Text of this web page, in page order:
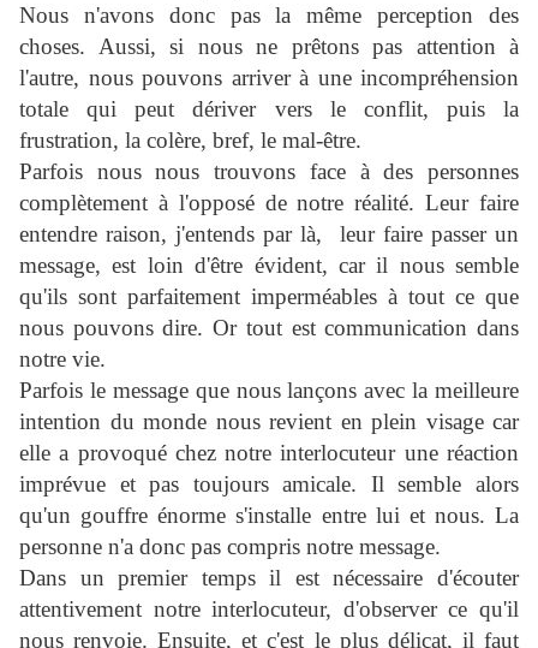
Nous n'avons donc pas la même perception des
choses. Aussi, si nous ne prêtons pas attention à
l'autre, nous pouvons arriver à une incompréhension
totale qui peut dériver vers le conflit, puis la
frustration, la colère, bref, le mal-être.
Parfois nous nous trouvons face à des personnes
complètement à l'opposé de notre réalité. Leur faire
entendre raison, j'entends par là, leur faire passer un
message, est loin d'être évident, car il nous semble
qu'ils sont parfaitement imperméables à tout ce que
nous pouvons dire. Or tout est communication dans
notre vie.
Parfois le message que nous lançons avec la meilleure
intention du monde nous revient en plein visage car
elle a provoqué chez notre interlocuteur une réaction
imprévue et pas toujours amicale. Il semble alors
qu'un gouffre énorme s'installe entre lui et nous. La
personne n'a donc pas compris notre message.
Dans un premier temps il est nécessaire d'écouter
attentivement notre interlocuteur, d'observer ce qu'il
nous renvoie. Ensuite, et c'est le plus délicat, il faut